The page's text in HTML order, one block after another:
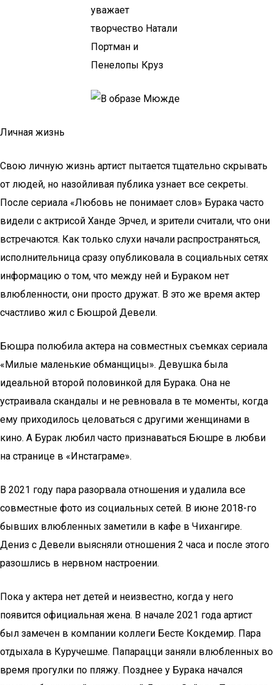
Личная жизнь
Свою личную жизнь артист пытается тщательно скрывать
от людей, но назойливая публика узнает все секреты.
После сериала «Любовь не понимает слов» Бурака часто
видели с актрисой Ханде Эрчел, и зрители считали, что они
встречаются. Как только слухи начали распространяться,
исполнительница сразу опубликовала в социальных сетях
информацию о том, что между ней и Бураком нет
влюбленности, они просто дружат. В это же время актер
счастливо жил с Бюшрой Девели.
Бюшра полюбила актера на совместных съемках сериала
«Милые маленькие обманщицы». Девушка была
идеальной второй половинкой для Бурака. Она не
устраивала скандалы и не ревновала в те моменты, когда
ему приходилось целоваться с другими женщинами в
кино. А Бурак любил часто признаваться Бюшре в любви
на странице в «Инстаграме».
В 2021 году пара разорвала отношения и удалила все
совместные фото из социальных сетей. В июне 2018-го
бывших влюбленных заметили в кафе в Чихангире.
Дениз с Девели выясняли отношения 2 часа и после этого
разошлись в нервном настроении.
Пока у актера нет детей и неизвестно, когда у него
появится официальная жена. В начале 2021 года артист
был замечен в компании коллеги Бесте Кокдемир. Пара
отдыхала в Куручешме. Папарацци заняли влюбленных во
время прогулки по пляжу. Позднее у Бурака начался